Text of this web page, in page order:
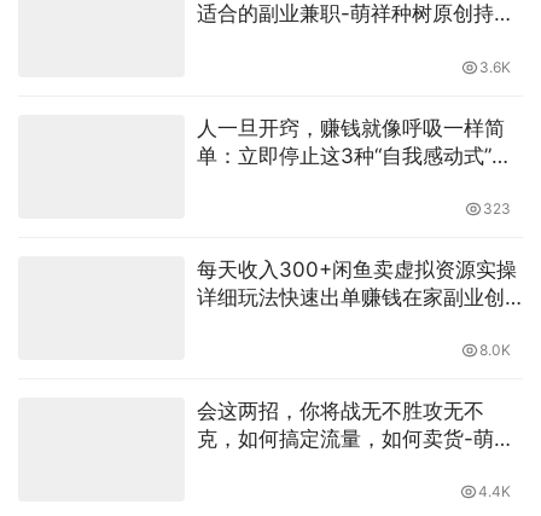
适合的副业兼职-萌祥种树原创持续
3.6K
人一旦开窍，赚钱就像呼吸一样简
单：立即停止这3种“自我感动式”的
323
每天收入300+闲鱼卖虚拟资源实操
详细玩法快速出单赚钱在家副业创
8.0K
会这两招，你将战无不胜攻无不
克，如何搞定流量，如何卖货-萌祥
4.4K